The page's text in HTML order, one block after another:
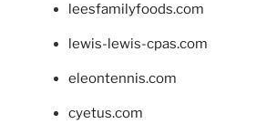
leesfamilyfoods.com
lewis-lewis-cpas.com
eleontennis.com
cyetus.com